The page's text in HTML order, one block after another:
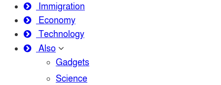
Immigration
Economy
Technology
Also
Gadgets
Science